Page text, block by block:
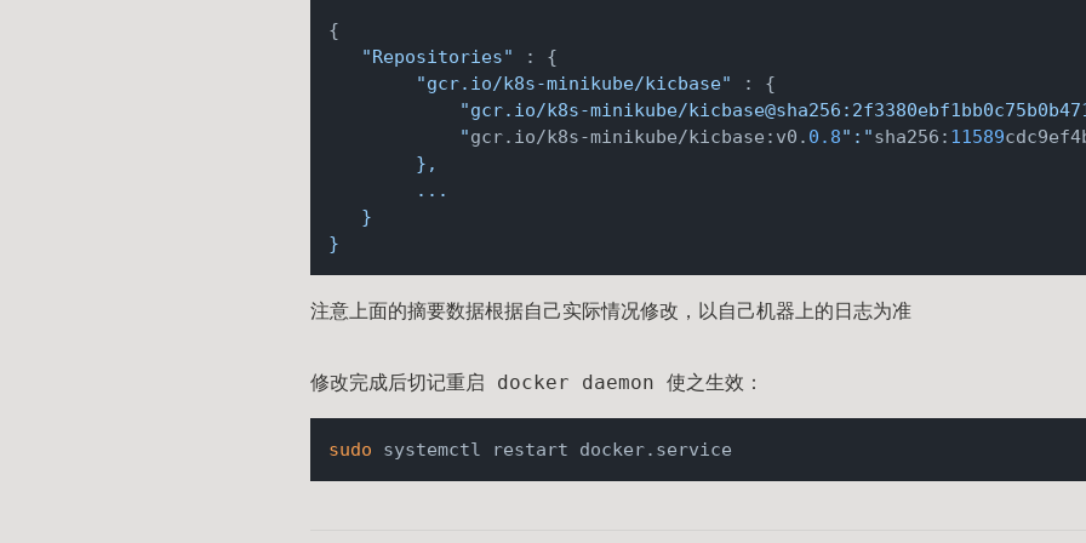
{
"Repositories"
: {
"gcr.io/k8s-minikube/kicbase"
: {
"gcr.io/k8s-minikube/
            "
gcr.io/k8s-minikube/kicbase:v0. 0.8":"sha256: 11589
        },
        ...
   }
注意上面的摘要数据根据自己实际情况修改，以自己机器上的日志为准
修改完成后切记重启 docker daemon 使之生效：
sudo